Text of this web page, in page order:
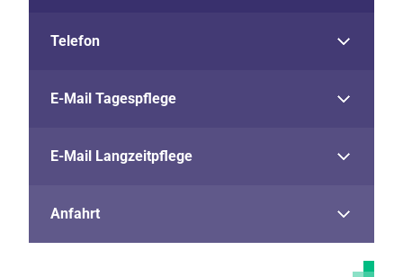
Telefon
E-Mail Tagespflege
E-Mail Langzeitpflege
Anfahrt